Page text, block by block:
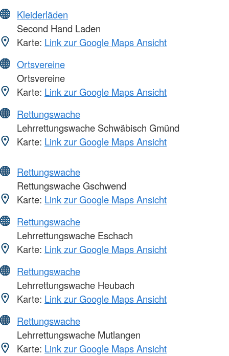
Kleiderläden
Second Hand Laden
Karte: Link zur Google Maps Ansicht
Ortsvereine
Ortsvereine
Karte: Link zur Google Maps Ansicht
Rettungswache
Lehrrettungswache Schwäbisch Gmünd
Karte: Link zur Google Maps Ansicht
Rettungswache
Rettungswache Gschwend
Karte: Link zur Google Maps Ansicht
Rettungswache
Lehrrettungswache Eschach
Karte: Link zur Google Maps Ansicht
Rettungswache
Lehrrettungswache Heubach
Karte: Link zur Google Maps Ansicht
Rettungswache
Lehrrettungswache Mutlangen
Karte: Link zur Google Maps Ansicht